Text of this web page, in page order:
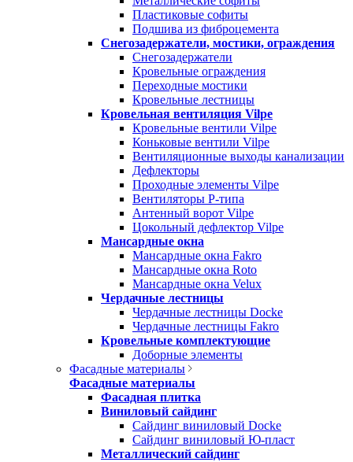
Пластиковые софиты
Подшива из фиброцемента
Снегозадержатели, мостики, ограждения
Снегозадержатели
Кровельные ограждения
Переходные мостики
Кровельные лестницы
Кровельная вентиляция Vilpe
Кровельные вентили Vilpe
Коньковые вентили Vilpe
Вентиляционные выходы канализации
Дефлекторы
Проходные элементы Vilpe
Вентиляторы P-типа
Антенный ворот Vilpe
Цокольный дефлектор Vilpe
Мансардные окна
Мансардные окна Fakro
Мансардные окна Roto
Мансардные окна Velux
Чердачные лестницы
Чердачные лестницы Docke
Чердачные лестницы Fakro
Кровельные комплектующие
Доборные элементы
Фасадные материалы
Фасадные материалы
Фасадная плитка
Виниловый сайдинг
Сайдинг виниловый Docke
Сайдинг виниловый Ю-пласт
Металлический сайдинг